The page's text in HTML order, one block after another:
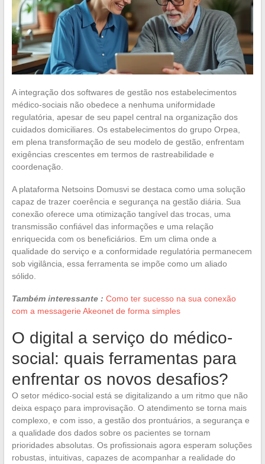
A integração dos softwares de gestão nos estabelecimentos
médico-sociais não obedece a nenhuma uniformidade
regulatória, apesar de seu papel central na organização dos
cuidados domiciliares. Os estabelecimentos do grupo Orpea,
em plena transformação de seu modelo de gestão, enfrentam
exigências crescentes em termos de rastreabilidade e
coordenação.
A plataforma Netsoins Domusvi se destaca como uma solução
capaz de trazer coerência e segurança na gestão diária. Sua
conexão oferece uma otimização tangível das trocas, uma
transmissão confiável das informações e uma relação
enriquecida com os beneficiários. Em um clima onde a
qualidade do serviço e a conformidade regulatória permanecem
sob vigilância, essa ferramenta se impõe como um aliado
sólido.
Também interessante : Como ter sucesso na sua conexão
com a messagerie Akeonet de forma simples
O digital a serviço do médico-
social: quais ferramentas para
enfrentar os novos desafios?
O setor médico-social está se digitalizando a um ritmo que não
deixa espaço para improvisação. O atendimento se torna mais
complexo, e com isso, a gestão dos prontuários, a segurança e
a qualidade dos dados sobre os pacientes se tornam
prioridades absolutas. Os profissionais agora esperam soluções
robustas, intuitivas, capazes de acompanhar a realidade do